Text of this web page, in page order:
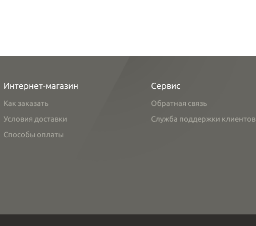
Интернет-магазин
Как заказать
Условия доставки
Способы оплаты
Сервис
Обратная связь
Служба поддержки клиентов